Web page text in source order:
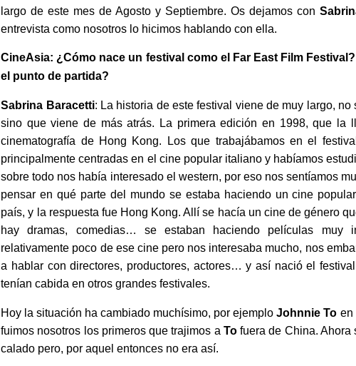
largo de este mes de Agosto y Septiembre. Os dejamos con
entrevista como nosotros lo hicimos hablando con ella.
CineAsia: ¿Cómo nace un festival como el Far East Film
el punto de partida?
Sabrina Baracetti: La historia de este festival viene de muy largo,
sino que viene de más atrás. La primera edición en 1998, que la
cinematografía de Hong Kong. Los que trabajábamos en el
principalmente centradas en el cine popular italiano y habíamos
sobre todo nos había interesado el western, por eso nos sentíamos
pensar en qué parte del mundo se estaba haciendo un cine
país, y la respuesta fue Hong Kong. Allí se hacía un cine de género
hay dramas, comedias… se estaban haciendo películas muy
relativamente poco de ese cine pero nos interesaba mucho, nos
a hablar con directores, productores, actores… y así nació el
tenían cabida en otros grandes festivales.
Hoy la situación ha cambiado muchísimo, por ejemploJohnnie To en
fuimos nosotros los primeros que trajimos a Tofuera de China. Ahora
calado pero, por aquel entonces no era así.